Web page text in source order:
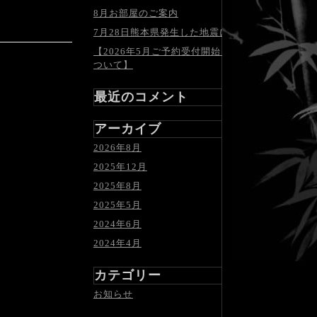
8月お部屋のご案内
7月28日熊本県発生した地震について
【2026年5月ご予約受付開始日の延期に
ついて】
最近のコメント
アーカイブ
2026年8月
2025年12月
2025年8月
2025年5月
2024年6月
2024年4月
カテゴリー
お知らせ